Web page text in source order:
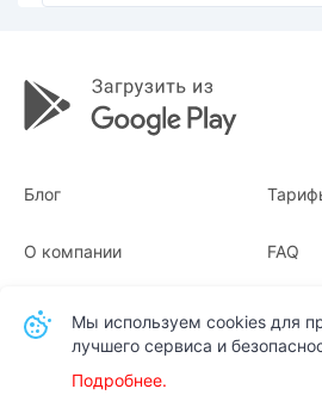
Блог
О компании
Квитанции
FAQ
Мы используем cookies для
лучшего сервиса и
Подробнее.